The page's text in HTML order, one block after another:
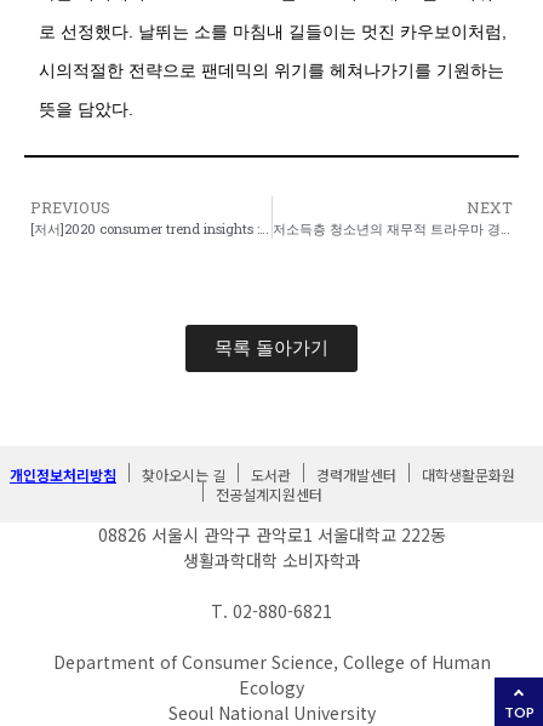
로 선정했다. 날뛰는 소를 마침내 길들이는 멋진 카우보이처럼,
시의적절한 전략으로 팬데믹의 위기를 헤쳐나가기를 기원하는
뜻을 담았다.
PREVIOUS
[저서]2020 consumer trend insights : ten keywords about what consumers want MIGHTY MICE
NEXT
저소득층 청소년의 재무적 트라우마 경험에 대한 내러티브 탐구
목록 돌아가기
TOP
개인정보처리방침 찾아오시는 길 도서관 경력개발센터
대학생활문화원
전공설계지원센터
08826 서울시 관악구 관악로1 서울대학교 222동
생활과학대학 소비자학과
T. 02-880-6821
Department of Consumer Science, College of Human
Ecology
Seoul National University